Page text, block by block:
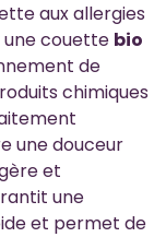
aux allergies
une couette bio
de
chimiques
une douceur
et
une
et permet de